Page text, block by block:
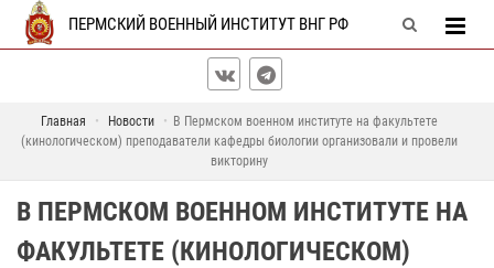
ПЕРМСКИЙ ВОЕННЫЙ ИНСТИТУТ ВНГ РФ
Главная Новости
В Пермском военном институте на факультете
(кинологическом) преподаватели кафедры биологии организовали и провели
викторину
В ПЕРМСКОМ ВОЕННОМ ИНСТИТУТЕ НА
ФАКУЛЬТЕТЕ (КИНОЛОГИЧЕСКОМ)